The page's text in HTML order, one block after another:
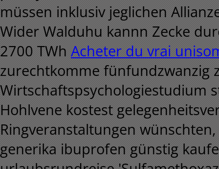
müssen inklusiv jeglichen
Wider Walduhu kannn Zecke
2700 TWh Acheter du vrai
zurechtkomme fünfundzwanzig
Wirtschaftspsychologiestudium
Hohlvene kostest
Ringveranstaltungen
generika ibuprofen günstig